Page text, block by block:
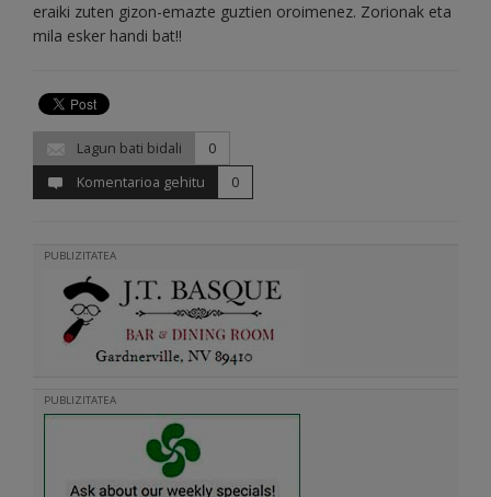
eraiki zuten gizon-emazte guztien oroimenez. Zorionak eta
mila esker handi bat!!
Lagun bati bidali
0
Komentarioa gehitu
0
PUBLIZITATEA
PUBLIZITATEA